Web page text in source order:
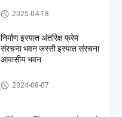
इस्पात संरचना भवन
2025-04-18
निर्माण इस्पात अंतरिक्ष फ्रेम
संरचना भवन जस्ती इस्पात संरचना
आवासीय भवन
इस्पात संरचना भवन
2024-08-07